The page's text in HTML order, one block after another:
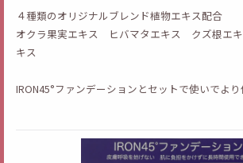
４種類のオリジナルブレンド植物エキス配合
オクラ果実エキス ヒバマタエキス クズ根エ
キス
IRON45°ファンデーションとセットで使いでよ